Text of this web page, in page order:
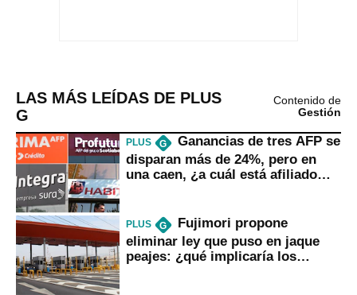
LAS MÁS LEÍDAS DE PLUS
G
Contenido de
Gestión
PLUS G
Ganancias de tres AFP se
disparan más de 24%, pero en
una caen, ¿a cuál está afiliado
PLUS G
Fujimori propone
eliminar ley que puso en jaque
peajes: ¿qué implicaría los